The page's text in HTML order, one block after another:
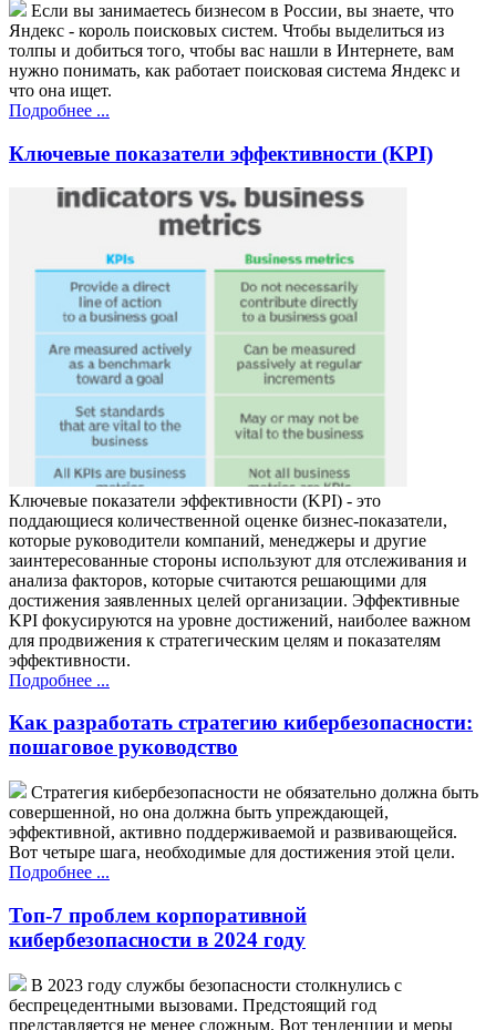
Если вы занимаетесь бизнесом в России, вы знаете, что
Яндекс - король поисковых систем. Чтобы выделиться из
толпы и добиться того, чтобы вас нашли в Интернете, вам
нужно понимать, как работает поисковая система Яндекс и
что она ищет.
Подробнее ...
Ключевые показатели эффективности (KPI)
Ключевые показатели эффективности (KPI) - это
поддающиеся количественной оценке бизнес-показатели,
которые руководители компаний, менеджеры и другие
заинтересованные стороны используют для отслеживания и
анализа факторов, которые считаются решающими для
достижения заявленных целей организации. Эффективные
KPI фокусируются на уровне достижений, наиболее важном
для продвижения к стратегическим целям и показателям
эффективности.
Подробнее ...
Как разработать стратегию кибербезопасности:
пошаговое руководство
Стратегия кибербезопасности не обязательно должна быть
совершенной, но она должна быть упреждающей,
эффективной, активно поддерживаемой и развивающейся.
Вот четыре шага, необходимые для достижения этой цели.
Подробнее ...
Топ-7 проблем корпоративной
кибербезопасности в 2024 году
В 2023 году службы безопасности столкнулись с
беспрецедентными вызовами. Предстоящий год
представляется не менее сложным. Вот тенденции и меры